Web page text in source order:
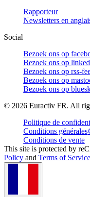
Rapporteur
Newsletters en
Social
Bezoek ons op
Bezoek ons op
Bezoek ons op rss-
Bezoek ons op
Bezoek ons op
© 2026 Euractiv FR. All
Politique de
Conditions générales
Conditions de vente
This site is protected by
Policy and Terms of Service